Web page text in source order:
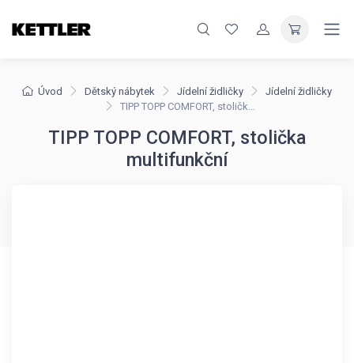
Úvod Dětský nábytek Jídelní židličky
Jídelní židličky
TIPP TOPP COMFORT, stolička multifunkční
TIPP TOPP COMFORT, stolička
multifunkční